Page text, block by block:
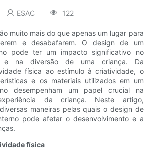
ESAC 122
muito mais do que apenas um lugar para
e desabafarem. O design de um
pode ter um impacto significativo no
e na diversão de uma criança. Da
física ao estímulo à criatividade, o
e os materiais utilizados em um
desempenham um papel crucial na
da criança. Neste artigo,
maneiras pelas quais o design de
pode afetar o desenvolvimento e a
física